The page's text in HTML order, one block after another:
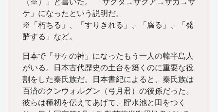
ケ」になったという説明だ。
※「朽ちる」、「すりきれる」、「腐る」、「発
酵する」など。
日本で「サケの神」になったもう一人の韓半島人
がいる。日本古代歴史の土台を築くのに重要な役
割をした秦氏族だ。日本書紀によると、秦氏族は
百済のクンウォルグン（弓月君）の後孫だった。
彼らは種籾を伝えてあげて、貯水池と田をつく